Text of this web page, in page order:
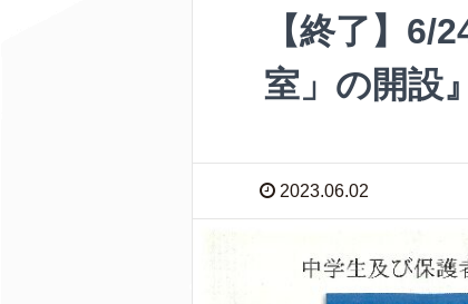
【終了】6/
室」の開設』
2023.06.02